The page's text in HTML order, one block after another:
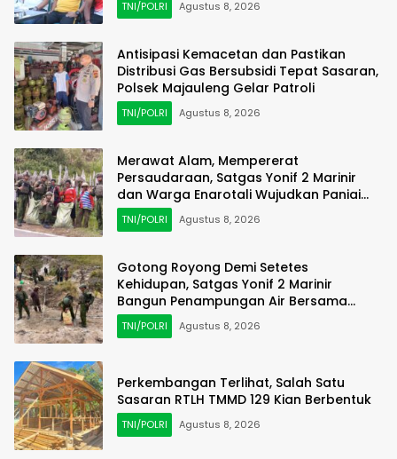
TNI/POLRI Agustus 8, 2026
Antisipasi Kemacetan dan Pastikan
Distribusi Gas Bersubsidi Tepat Sasaran,
Polsek Majauleng Gelar Patroli
TNI/POLRI Agustus 8, 2026
Merawat Alam, Mempererat
Persaudaraan, Satgas Yonif 2 Marinir
dan Warga Enarotali Wujudkan Paniai
Bersih, Indonesia Asri
TNI/POLRI Agustus 8, 2026
Gotong Royong Demi Setetes
Kehidupan, Satgas Yonif 2 Marinir
Bangun Penampungan Air Bersama
Masyarakat Pasir Putih
TNI/POLRI Agustus 8, 2026
Perkembangan Terlihat, Salah Satu
Sasaran RTLH TMMD 129 Kian Berbentuk
TNI/POLRI Agustus 8, 2026